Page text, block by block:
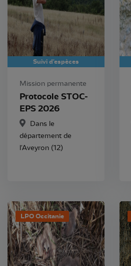
Suivi d'espèces
Mission permanente
Protocole STOC-
EPS 2026
Dans le
département de
l'Aveyron (12)
LPO Occitanie